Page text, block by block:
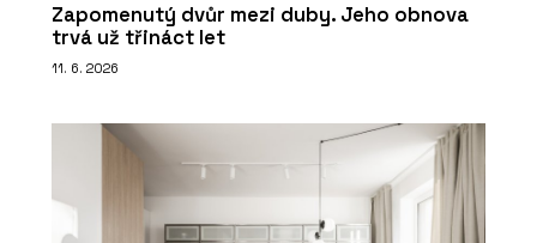
Zapomenutý dvůr mezi duby. Jeho obnova
trvá už třináct let
11. 6. 2026